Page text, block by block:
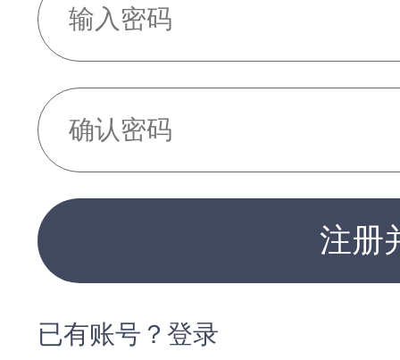
注册
已有账号？登录